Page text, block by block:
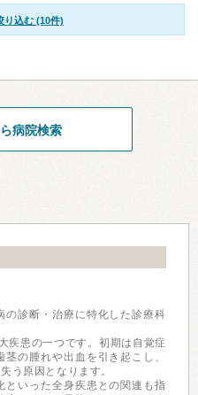
り込む (10件)
病院検索
診断・治療に特化した診療科
疾患の一つです。初期は自覚症
の腫れや出血を引き起こし、
う原因となります。
といった全身疾患との関連も指